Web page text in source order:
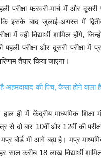
परीक्षा फरवरी-मार्च में और
इसके बाद जुलाई-अगस्त में
में वही विद्यार्थी शामिल होंगे,
पहली परीक्षा और दूसरी परीक्षा
तैयार किया जाएगा।
अहमदाबाद की पिच, कैसा होने वाला
ही में केंद्रीय माध्यमिक शिक्षा
दो बार 10वीं और 12वीं की
बोर्ड भी आगे बढ़ा है। मप्र
साल करीब 18 लाख विद्यार्थी